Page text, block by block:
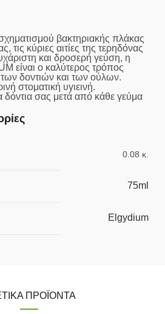
βακτηριακής πλάκας
κύριες αιτίες της τερηδόνας
και δροσερή γεύση, η
είναι ο καλύτερος τρόπος
των δοντιών και των ούλων.
στοματική υγιεινή.
δόντια σας μετά από κάθε γεύμα
0.08 κ.
75ml
Elgydium
ΠΡΟΪΌΝΤΑ